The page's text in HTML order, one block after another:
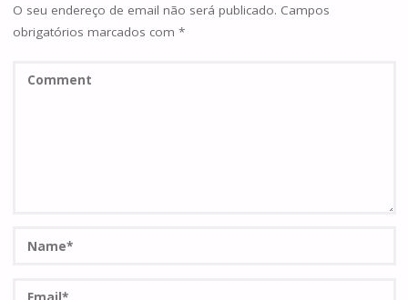
O seu endereço de email não será publicado. Campos
obrigatórios marcados com *